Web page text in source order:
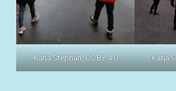
Katja Stephan, CC BY 4.0 Katja